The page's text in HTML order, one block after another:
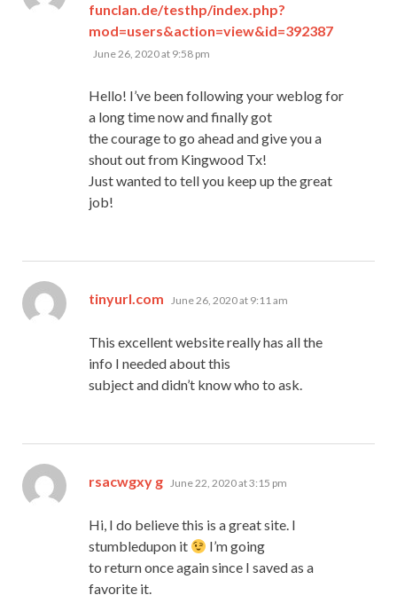
funclan.de/testhp/index.php?
mod=users&action=view&id=392387
June 26, 2020 at 9:58 pm
Hello! I’ve been following your weblog for
a long time now and finally got
the courage to go ahead and give you a
shout out from Kingwood Tx!
Just wanted to tell you keep up the great
job!
tinyurl.com says:
June 26, 2020 at 9:11 am
This excellent website really has all the
info I needed about this
subject and didn’t know who to ask.
rsacwgxy g says:
June 22, 2020 at 3:15 pm
Hi, I do believe this is a great site. I
stumbledupon it
I’m going
to return once again since I saved as a
favorite it.